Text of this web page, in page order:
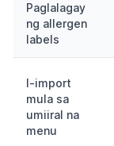
Paglalagay
ng allergen
labels
I-import
mula sa
umiiral na
menu